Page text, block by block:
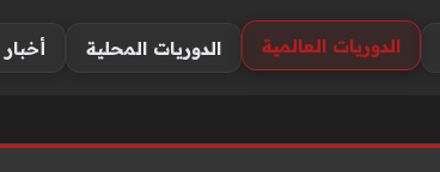
الدوريات العالمية الدوريات المحلية أخبار